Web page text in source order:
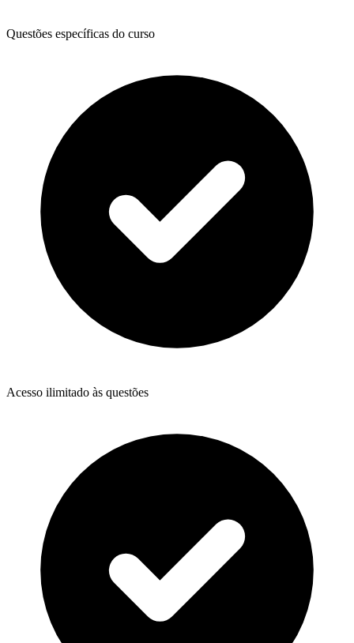
Questões específicas do curso
Acesso ilimitado às questões